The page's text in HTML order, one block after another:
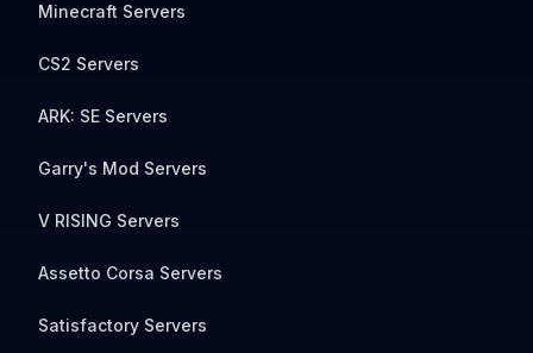
Minecraft Servers
CS2 Servers
ARK: SE Servers
Garry's Mod Servers
V RISING Servers
Assetto Corsa Servers
Satisfactory Servers